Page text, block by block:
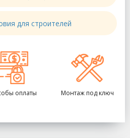
для строителей
оплаты Монтаж под ключ